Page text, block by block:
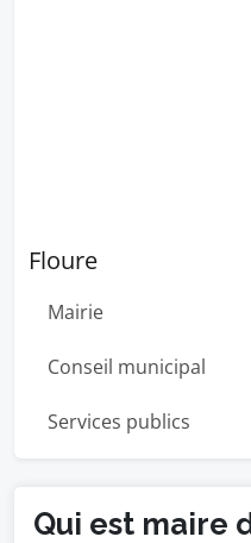
Floure
Mairie
Conseil municipal
Services publics
Qui est maire